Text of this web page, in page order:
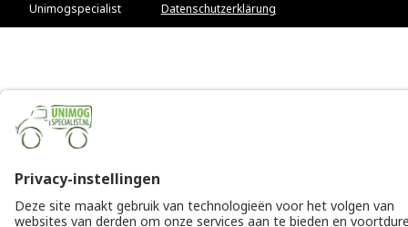
Unimogspecialist
Datenschutzerklärung